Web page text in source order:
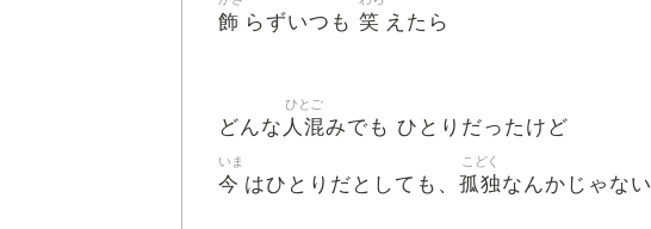
飾 らずいつも 笑 えたら
どんな 人混
ひとご
みでも ひとりだったけど
今
いま
はひとりだとしても、 孤独
こどく
なんかじゃない